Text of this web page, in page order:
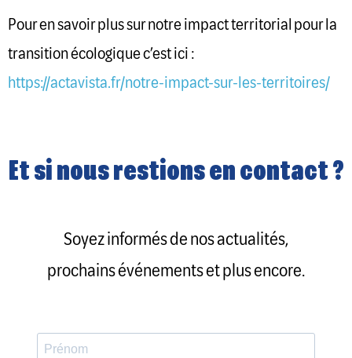
Pour en savoir plus sur notre impact territorial pour la
transition écologique c’est ici :
https://actavista.fr/notre-impact-sur-les-territoires/
Et si nous restions en contact ?
Soyez informés de nos actualités,
prochains événements et plus encore.